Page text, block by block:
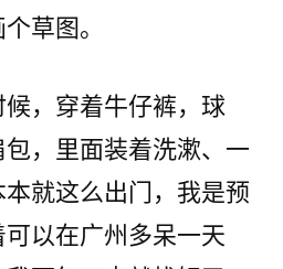
草图。
，穿着牛仔裤，球
，里面装着洗漱、一
就这么出门，我是预
以在广州多呆一天